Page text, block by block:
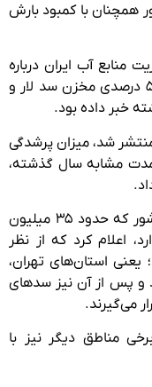
همچنان با کمبود بارش
منابع آب ایران درباره
وضعیت فعلی سدهای تهران، از کاهش ۵۹ درصدی مخزن سد لار و
این آمار که اواخر فروردین ۱۴۰۵ منتشر شد، میزان پرشدگی
به مدت مشابه سال گذشته،
بزرگ‌زاده با اشاره به اینکه در یک‌سوم کشور که حدود ۳۵ میلیون
اعلام کرد که از نظر
یعنی استان‌های تهران،
و پس از آن نیز سدهای
می‌گیرند.
مناطق دیگر نیز با